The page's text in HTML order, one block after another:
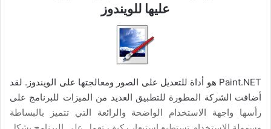
عليها للويندوز
Paint.NET هو أداة للتعديل على الصور ومعالجتها على الويندوز. لقد
أضافت الشركة المطورة للتطبيق العديد من الميزات للبرنامج على
رأسها واجهة الاستخدام الواضحة والرائعة التي تتميز بالبساطة